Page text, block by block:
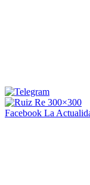
Facebook La